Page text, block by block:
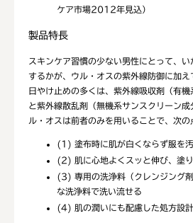
ケア市場2012年見込）
製品特長
スキンケア習慣の少ない男性にとって、
するかが、ウル・オスの紫外線防御に加え
日やけ止めの多くは、紫外線吸収剤（有機
と紫外線散乱剤（無機系サンスクリーン
ル・オスは前者のみを用いることで、次の
(1) 塗布時に肌が白くならず服を
(2) 肌に心地よくスッと伸び、塗
(3) 専用の洗浄料（クレンジング
な洗浄料で洗い流せる
(4) 肌の潤いにも配慮した処方設計